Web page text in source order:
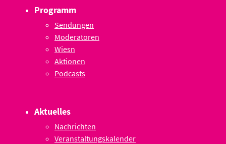
Programm
Sendungen
Moderatoren
Wiesn
Aktionen
Podcasts
Aktuelles
Nachrichten
Veranstaltungskalender